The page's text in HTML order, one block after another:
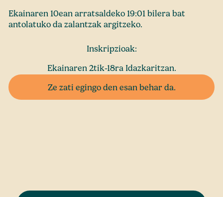
Ekainaren 10ean arratsaldeko 19:01 bilera bat
antolatuko da zalantzak argitzeko.
Inskripzioak:
Ekainaren 2tik-18ra Idazkaritzan.
Ze zati egingo den esan behar da.